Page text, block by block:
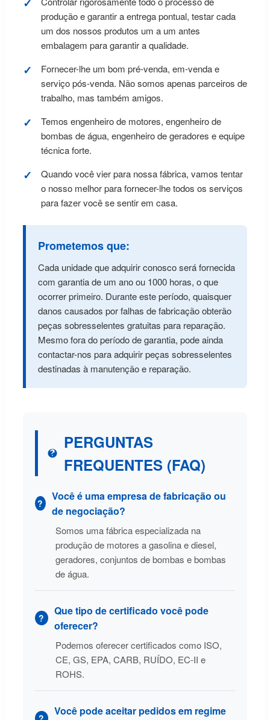
produção e garantir a entrega pontual, testar cada
um dos nossos produtos um a um antes
embalagem para garantir a qualidade.
Fornecer-lhe um bom pré-venda, em-venda e
serviço pós-venda. Não somos apenas parceiros de
trabalho, mas também amigos.
Temos engenheiro de motores, engenheiro de
bombas de água, engenheiro de geradores e equipe
técnica forte.
Quando você vier para nossa fábrica, vamos tentar
o nosso melhor para fornecer-lhe todos os serviços
para fazer você se sentir em casa.
Prometemos que:
Cada unidade que adquirir conosco será fornecida
com garantia de um ano ou 1000 horas, o que
ocorrer primeiro. Durante este período, quaisquer
danos causados por falhas de fabricação obterão
peças sobresselentes gratuitas para reparação.
Mesmo fora do período de garantia, pode ainda
contactar-nos para adquirir peças sobresselentes
destinadas à manutenção e reparação.
PERGUNTAS
FREQUENTES (FAQ)
Você é uma empresa de fabricação ou
de negociação?
Somos uma fábrica especializada na
produção de motores a gasolina e diesel,
geradores, conjuntos de bombas e bombas
de água.
Que tipo de certificado você pode
oferecer?
Podemos oferecer certificados como ISO,
CE, GS, EPA, CARB, RUÍDO, EC-II e
ROHS.
Você pode aceitar pedidos em regime